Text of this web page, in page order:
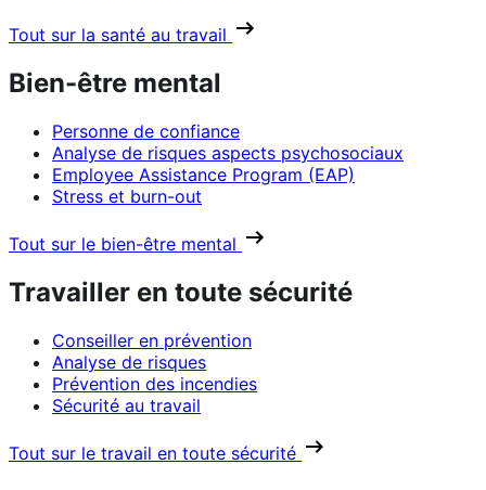
Tout sur la santé au travail
Bien-être mental
Personne de confiance
Analyse de risques aspects psychosociaux
Employee Assistance Program (EAP)
Stress et burn-out
Tout sur le bien-être mental
Travailler en toute sécurité
Conseiller en prévention
Analyse de risques
Prévention des incendies
Sécurité au travail
Tout sur le travail en toute sécurité